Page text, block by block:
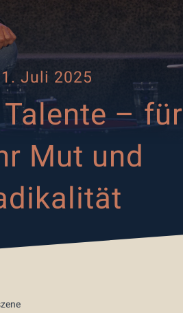
1. Juli 2025
– für
Mut und